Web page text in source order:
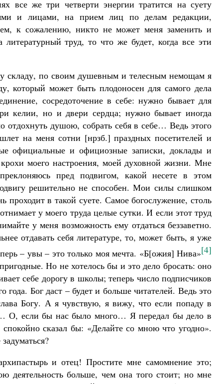
все же три четверти энергии тратится на суету
и лицами, на прием лиц по делам редакции,
к сожалению, никто не может меня заменить и
труд, то что же будет, когда все эти
складу, по своим душевным и телесным немощам я
который может быть плодоносен для самого дела
сосредоточение в себе: нужно бывает для
келии, но и двери сердца; нужно бывает иногда
отдохнуть душою, собрать себя в себе… Ведь этого
на меня сотни [нрзб.] праздных посетителей и
официальные и официозные записки, доклады и
моего настроения, моей духовной жизни. Мне
пред подвигом, какой несете в этом
решительно не способен. Мои силы слишком
проходит в такой суете. Самое богослужение, столь
у моего труда целые сутки. И если этот труд
у меня возможность ему отдаться беззаветно.
отдавать себя литературе, то, может быть, я уже
– увы – это только моя мечта. «Б[ожия] Нива»[4]
Но не хотелось бы и это дело бросать: оно
себе дорогу в школы; теперь число подписчиков
Бог даст – будет и больше читателей. Ведь это
Богу. А я чувствую, я вижу, что если попаду в
О, если бы нас было много… Я передал бы дело в
сказал бы: «Делайте со мною что угодно».
и отец! Простите мне самомнение это;
больше, чем она того стоит; но мне